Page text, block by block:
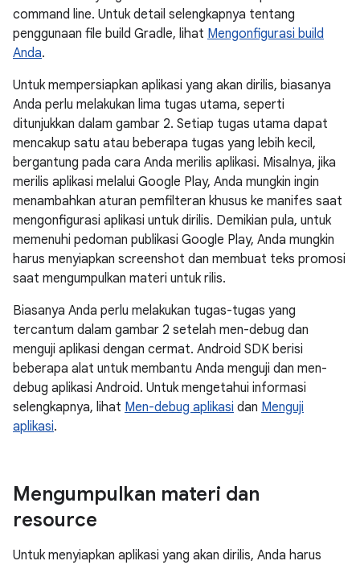
command line. Untuk detail selengkapnya tentang
penggunaan file build Gradle, lihat Mengonfigurasi build
Anda.
Untuk mempersiapkan aplikasi yang akan dirilis, biasanya
Anda perlu melakukan lima tugas utama, seperti
ditunjukkan dalam gambar 2. Setiap tugas utama dapat
mencakup satu atau beberapa tugas yang lebih kecil,
bergantung pada cara Anda merilis aplikasi. Misalnya, jika
merilis aplikasi melalui Google Play, Anda mungkin ingin
menambahkan aturan pemfilteran khusus ke manifes saat
mengonfigurasi aplikasi untuk dirilis. Demikian pula, untuk
memenuhi pedoman publikasi Google Play, Anda mungkin
harus menyiapkan screenshot dan membuat teks promosi
saat mengumpulkan materi untuk rilis.
Biasanya Anda perlu melakukan tugas-tugas yang
tercantum dalam gambar 2 setelah men-debug dan
menguji aplikasi dengan cermat. Android SDK berisi
beberapa alat untuk membantu Anda menguji dan men-
debug aplikasi Android. Untuk mengetahui informasi
selengkapnya, lihat Men-debug aplikasi dan Menguji
aplikasi.
Mengumpulkan materi dan
resource
Untuk menyiapkan aplikasi yang akan dirilis, Anda harus